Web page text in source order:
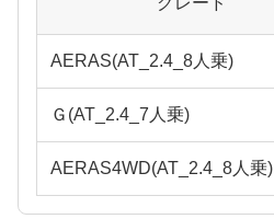
AERAS(AT_2.4_8人乗)
Ｇ(AT_2.4_7人乗)
AERAS4WD(AT_2.4_8人乗)